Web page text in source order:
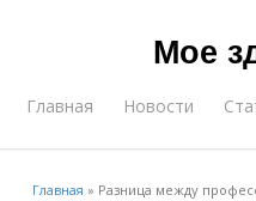
Мое
Главная Новости
Главная » Разница между